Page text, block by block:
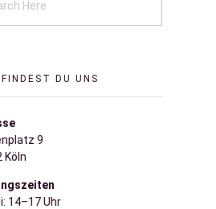
DU UNS
9
Köln
14–17 Uhr